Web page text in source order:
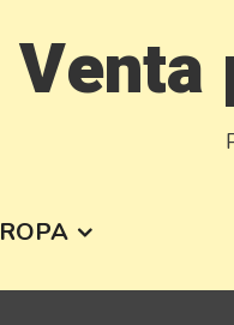
Venta
ROPA